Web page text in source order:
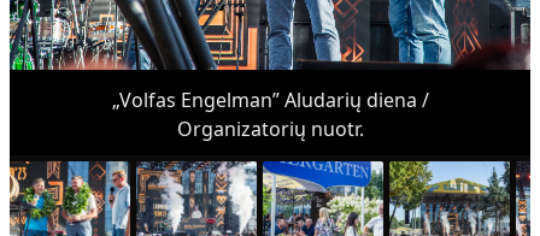
„Volfas Engelman” Aludarių diena /
Organizatorių nuotr.